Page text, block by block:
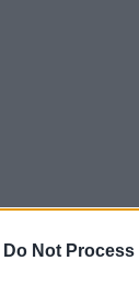
Do Not Process